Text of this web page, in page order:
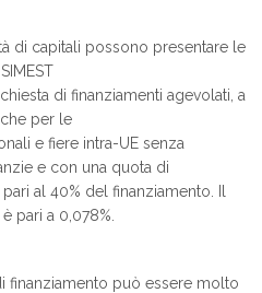
di capitali possono presentare le
di finanziamenti agevolati, a
per le
e fiere intra-UE senza
e con una quota di
al 40% del finanziamento. Il
pari a 0,078%.
finanziamento può essere molto